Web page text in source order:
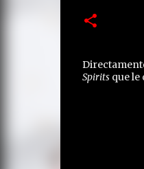
Spirits que le